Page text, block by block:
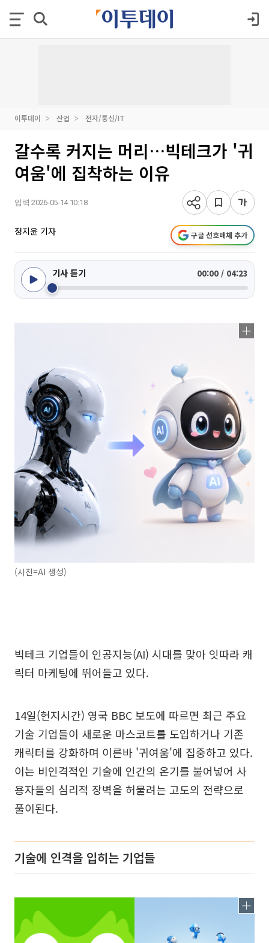
이투데이 산업 전자/통신/IT
갈수록 커지는 머리…빅테크가 '귀
여움'에 집착하는 이유
입력 2026-05-14 10:18
정지윤 기자 구글 선호매체 추가
기사 듣기 00:00 / 04:23
(사진=AI 생성)
빅테크 기업들이 인공지능(AI) 시대를 맞아 잇따라 캐
릭터 마케팅에 뛰어들고 있다.
14일(현지시간) 영국 BBC 보도에 따르면 최근 주요
기술 기업들이 새로운 마스코트를 도입하거나 기존
캐릭터를 강화하며 이른바 '귀여움'에 집중하고 있다.
이는 비인격적인 기술에 인간의 온기를 불어넣어 사
용자들의 심리적 장벽을 허물려는 고도의 전략으로
풀이된다.
기술에 인격을 입히는 기업들